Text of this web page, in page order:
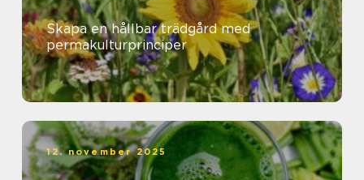
Skapa en hållbar trädgård med
permakulturprinciper
12. november 2025